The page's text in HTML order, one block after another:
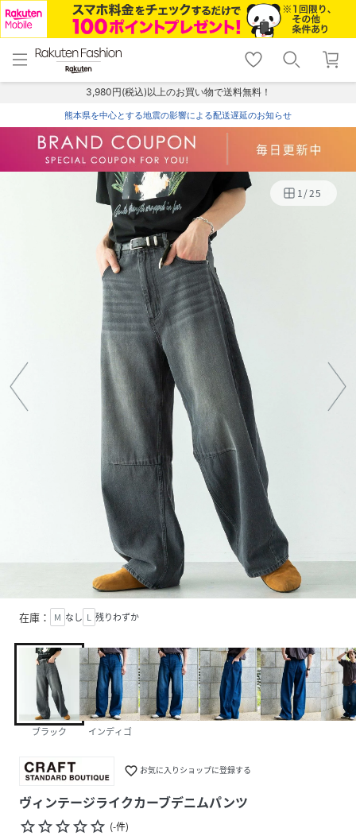
menu home
トップ
shopping_cart lock_outline
ログイン
3,980円(税込)以上のお買い物で送料無料！
熊本県を中心とする地震の影響による配送遅延のお知らせ
1/25
在庫： M なし L 残りわずか
ブラック インディゴ
favorite_border お気に入りショップに登録する
ヴィンテージライクカーブデニムパンツ
star_borderstar_borderstar_borderstar_borderstar_border (-件)